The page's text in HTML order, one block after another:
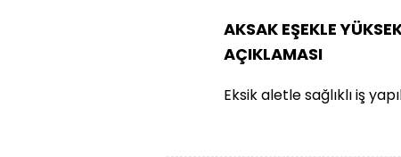
AKSAK EŞEKLE
AÇIKLAMASI
Eksik aletle sağlıklı iş